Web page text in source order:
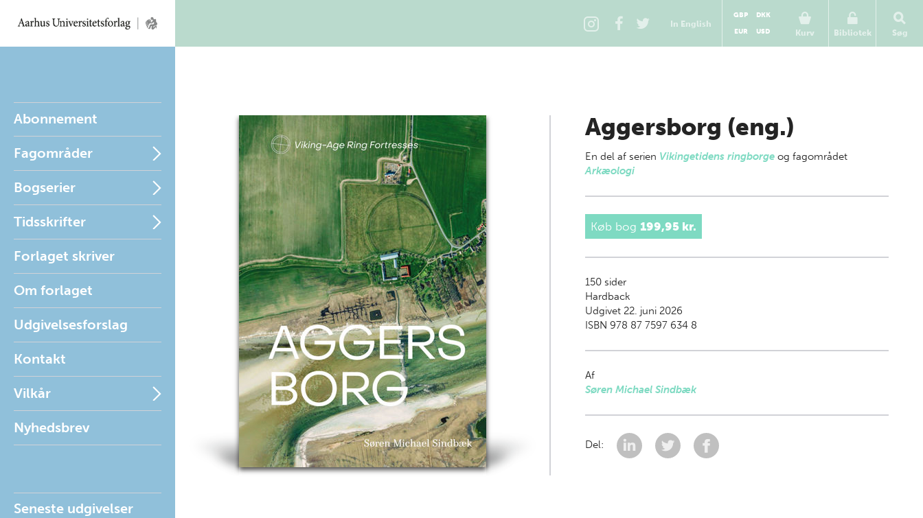
In English
Kurv
GBP
DKK
EUR
USD Bibliotek Søg
Abonnement
Fagområder
Bogserier
Tidsskrifter
Forlaget skriver
Om forlaget
Udgivelsesforslag
Kontakt
Vilkår
Nyhedsbrev
Seneste udgivelser
Aggersborg (eng.)
En del af serien Vikingetidens ringborge og fagområdet
Arkæologi
Køb bog 199,95 kr.
150sider
Hardback
Udgivet 22. juni 2026
ISBN 978 87 7597 634 8
Af
Søren Michael Sindbæk
Del: